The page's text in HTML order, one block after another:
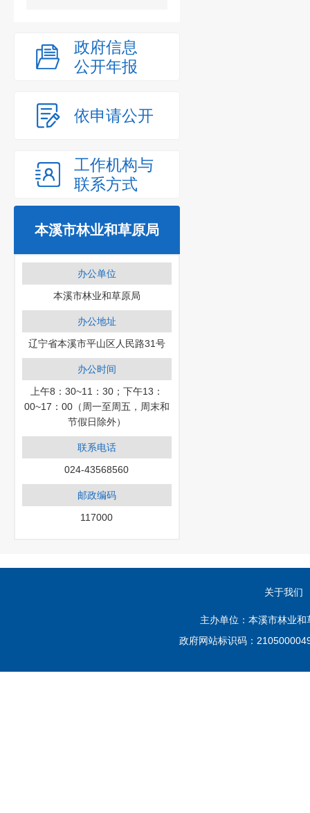
政府信息
公开年报
依申请公开
工作机构与
联系方式
本溪市林业和草原局
办公单位
本溪市林业和草原局
办公地址
辽宁省本溪市平山区人民路31号
办公时间
上午8：30~11：30；下午13：
00~17：00（周一至周五，周末和
节假日除外）
联系电话
024-43568560
邮政编码
117000
关于我们
主办单位：本溪市林业
政府网站标识码：